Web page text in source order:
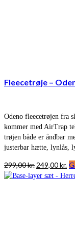
Fleecetrøje –
Odeno fleecetrøjen fra
kommer med AirTrap
trøjen både er åndbar
justerbar hætte, lynlås,
299,00kr. Den
oprindelige
249,00kr.